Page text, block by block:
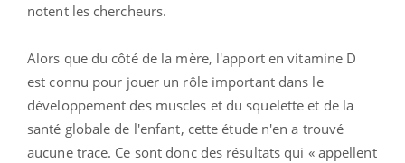
notent les chercheurs.
Alors que du côté de la mère, l'apport en vitamine D
est connu pour jouer un rôle important dans le
développement des muscles et du squelette et de la
santé globale de l'enfant, cette étude n'en a trouvé
aucune trace. Ce sont donc des résultats qui « appellent